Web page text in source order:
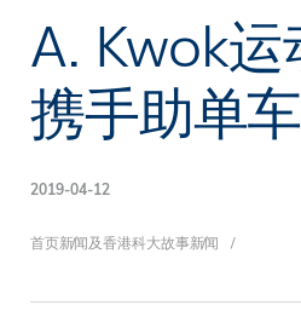
A. Kwok
携手助单
2019-04-12
面
首页新闻及香港科大故事新闻